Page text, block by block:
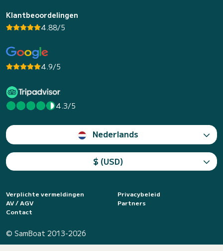
Klantbeoordelingen
4.88/5
4.9/5
4.3/5
Nederlands
$ (USD)
Verplichte vermeldingen
Privacybeleid
AV / AGV
Partners
Contact
© SamBoat 2013-2026